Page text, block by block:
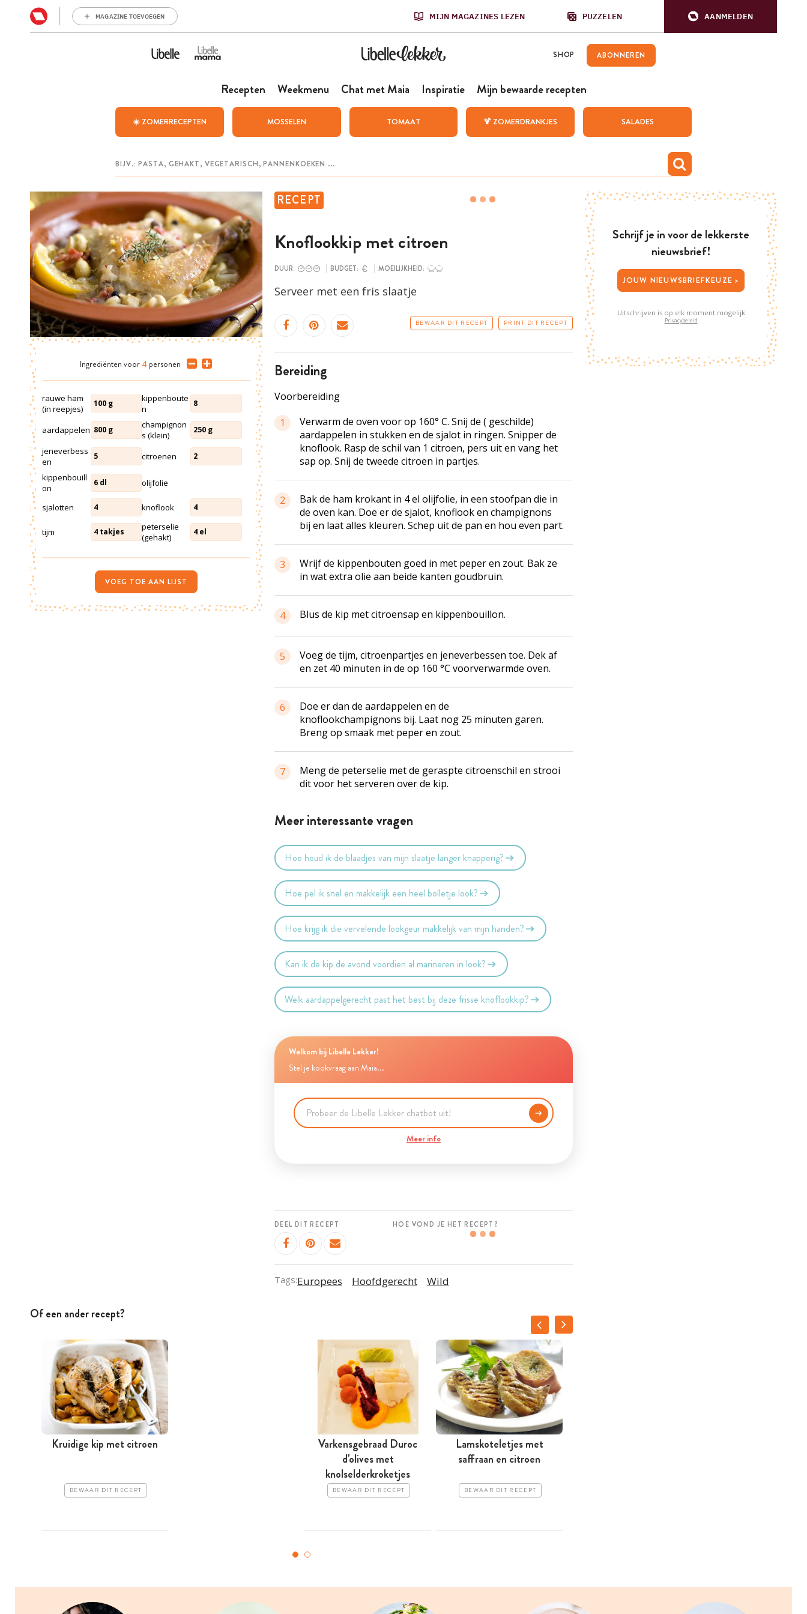
MAGAZINE TOEVOEGEN MIJN MAGAZINES LEZEN PUZZELEN AANMELDEN
SHOP ABONNEREN
Recepten Weekmenu Chat met Maia Inspiratie Mijn bewaarde recepten
☀️ ZOMERRECEPTEN MOSSELEN TOMAAT 🍹 ZOMERDRANKJES SALADES
RECEPT
Knoflookkip met citroen
DUUR: BUDGET: MOEILIJKHEID:
Serveer met een fris slaatje
BEWAAR DIT RECEPT PRINT DIT RECEPT
bereiding
Voorbereiding
1
Verwarm de oven voor op 160° C. Snij de ( geschilde)
aardappelen in stukken en de sjalot in ringen. Snipper de
knoflook. Rasp de schil van 1 citroen, pers uit en vang het
sap op. Snij de tweede citroen in partjes.
2
Bak de ham krokant in 4 el olijfolie, in een stoofpan die in
de oven kan. Doe er de sjalot, knoflook en champignons
bij en laat alles kleuren. Schep uit de pan en hou even part.
3
Wrijf de kippenbouten goed in met peper en zout. Bak ze
in wat extra olie aan beide kanten goudbruin.
4 Blus de kip met citroensap en kippenbouillon.
5
Voeg de tijm, citroenpartjes en jeneverbessen toe. Dek af
en zet 40 minuten in de op 160 °C voorverwarmde oven.
6
Doe er dan de aardappelen en de
knoflookchampignons bij. Laat nog 25 minuten garen.
Breng op smaak met peper en zout.
7
Meng de peterselie met de geraspte citroenschil en strooi
dit voor het serveren over de kip.
Meer interessante vragen
Hoe houd ik de blaadjes van mijn slaatje langer knapperig?
Hoe pel ik snel en makkelijk een heel bolletje look?
Hoe krijg ik die vervelende lookgeur makkelijk van mijn handen?
Kan ik de kip de avond voordien al marineren in look?
Welk aardappelgerecht past het best bij deze frisse knoflookkip?
Welkom bij Libelle Lekker!
Stel je kookvraag aan Maia...
Meer info
DEEL DIT RECEPT HOE VOND JE HET RECEPT?
Tags:Europees Hoofdgerecht Wild
Ingrediënten voor 4 personen
rauwe ham
(in reepjes)
100 g
kippenboute
n
8
aardappelen 800 g
champignon
s (klein)
250 g
jeneverbess
en
5 citroenen 2
kippenbouill
on
6 dl olijfolie
sjalotten 4 knoflook 4
tijm 4 takjes
peterselie
(gehakt)
4 el
VOEG TOE AAN LIJST
Of een ander recept?
Kruidige kip met citroen
BEWAAR DIT RECEPT
Varkensgebraad Duroc
d'olives met
knolselderkroketjes
BEWAAR DIT RECEPT
Lamskoteletjes met
saffraan en citroen
BEWAAR DIT RECEPT
Schrijf je in voor de lekkerste
nieuwsbrief!
JOUW NIEUWSBRIEFKEUZE >
Uitschrijven is op elk moment mogelijk
Privacybeleid